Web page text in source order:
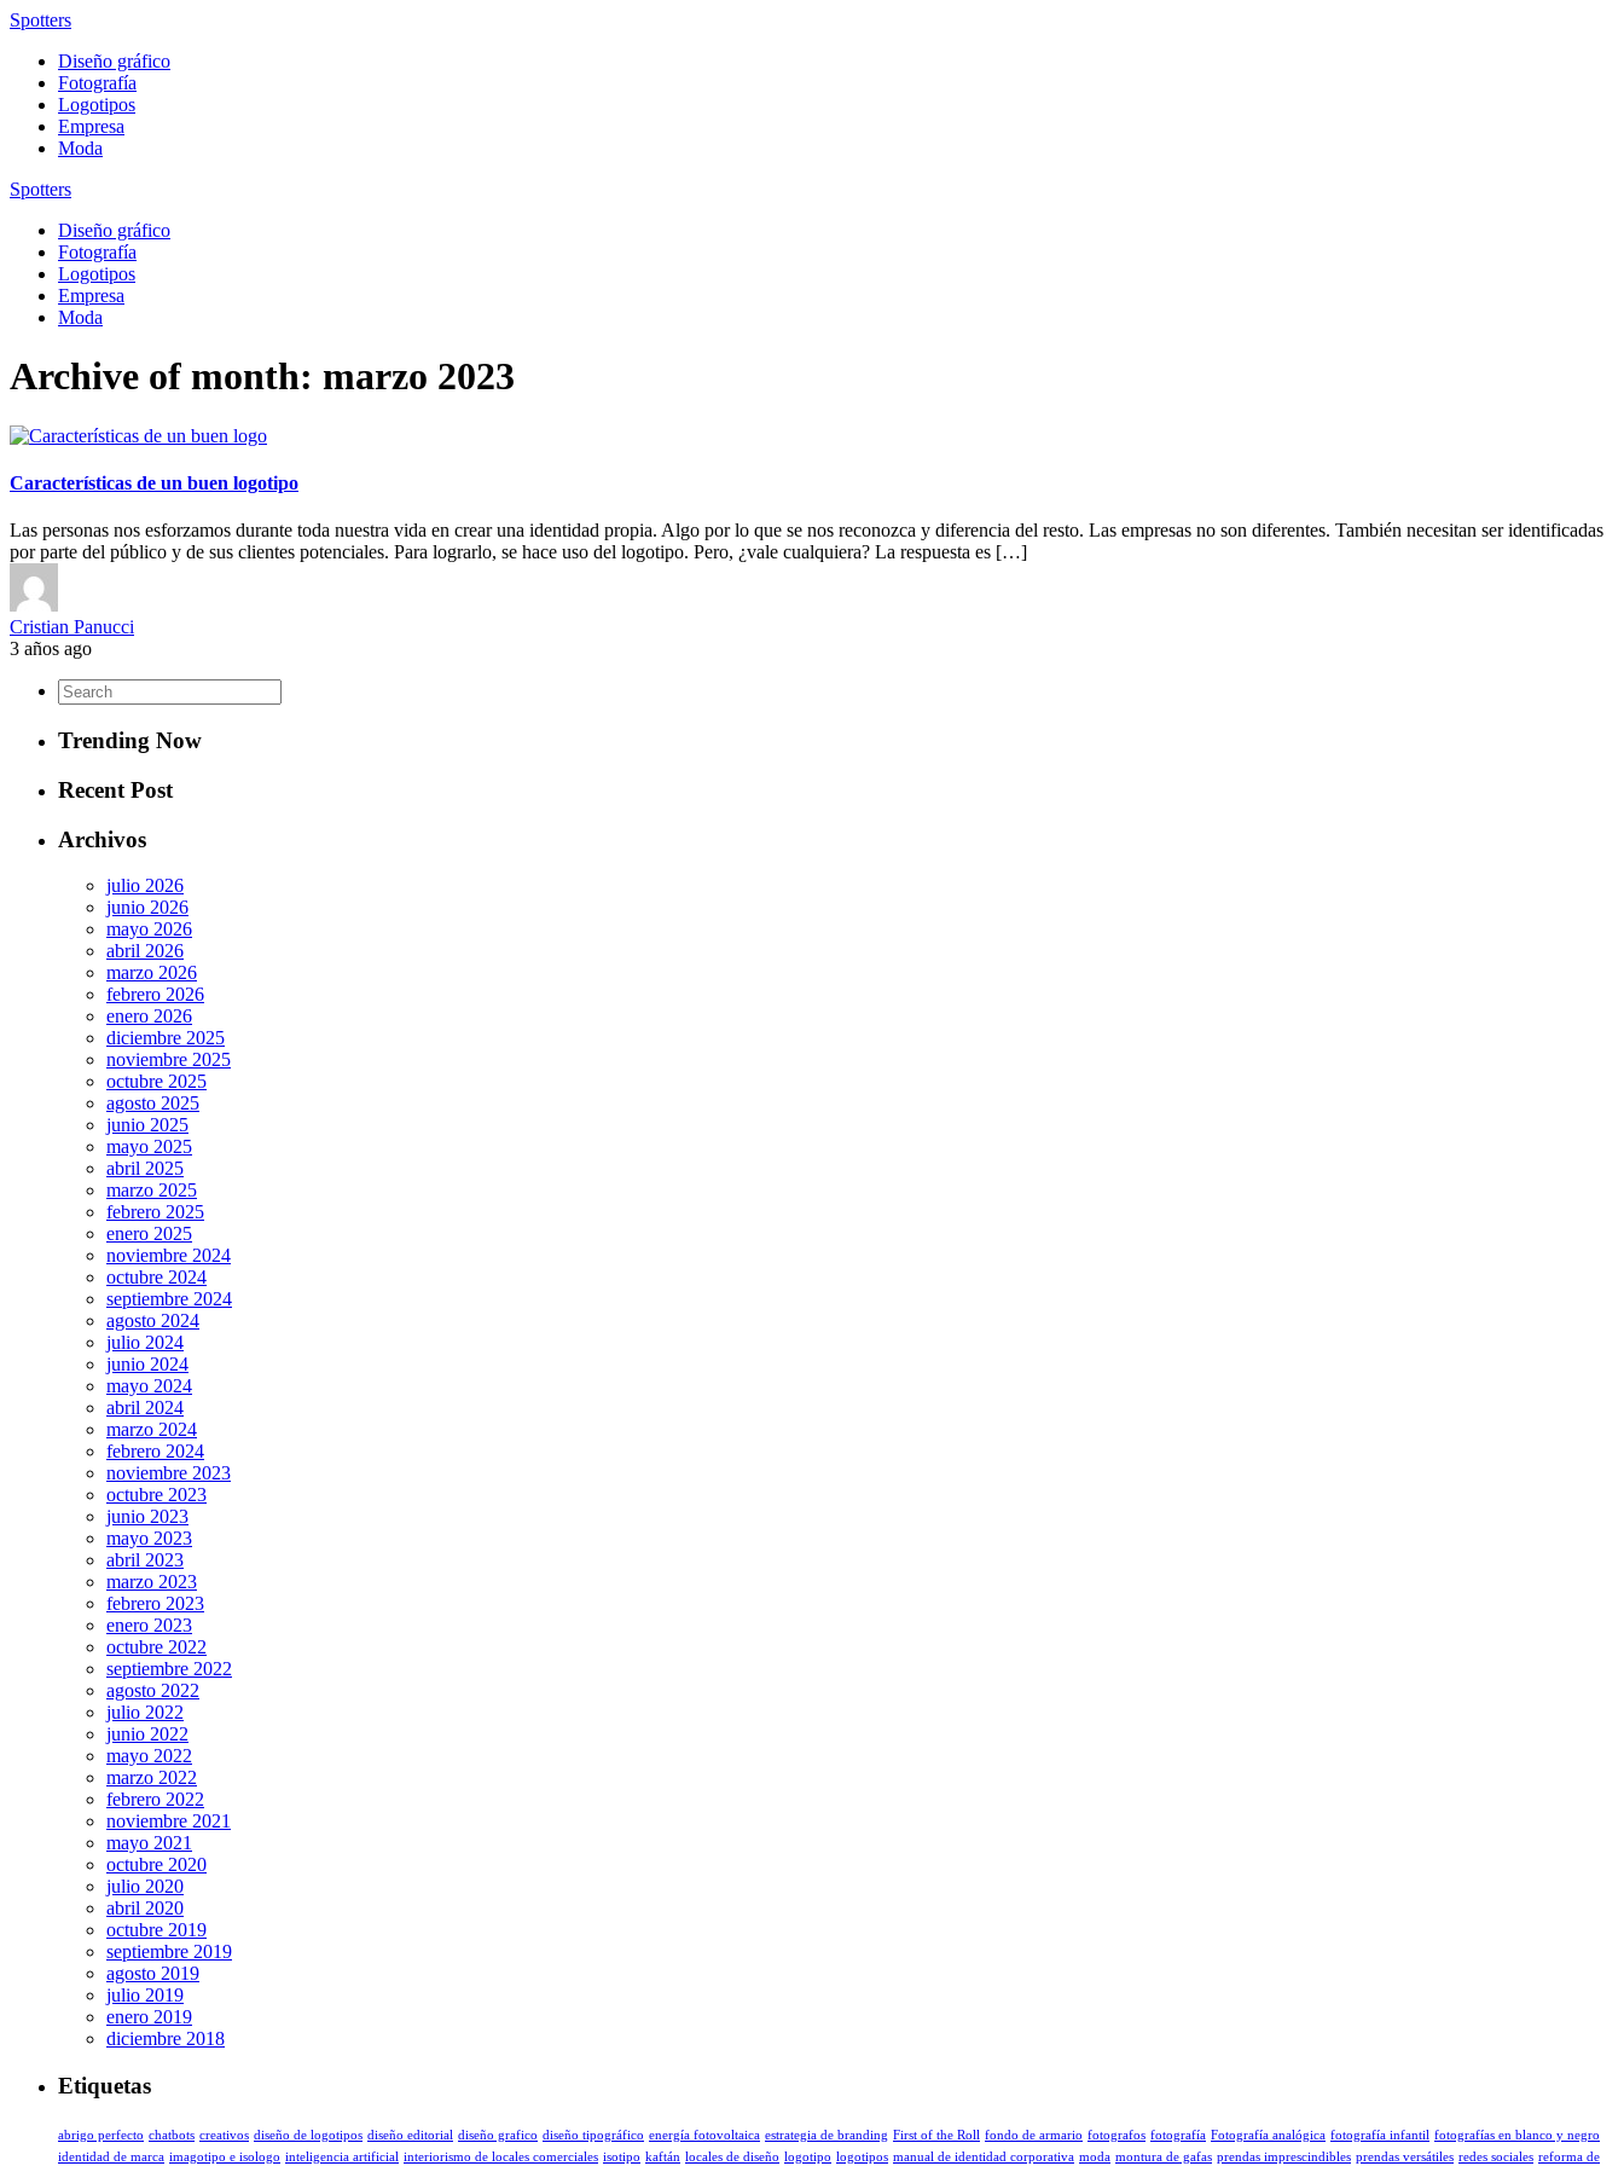
Spotters
Diseño gráfico
Fotografía
Logotipos
Empresa
Moda
Spotters
Diseño gráfico
Fotografía
Logotipos
Empresa
Moda
Archive of month: marzo 2023
Características de un buen logotipo
Las personas nos esforzamos durante toda nuestra vida en crear una identidad propia. Algo por lo que se nos reconozca y diferencia del resto. Las empresas no son diferentes. También necesitan ser identificadas
por parte del público y de sus clientes potenciales. Para lograrlo, se hace uso del logotipo. Pero, ¿vale cualquiera? La respuesta es […]
Cristian Panucci
3 años ago
Trending Now
Recent Post
Archivos
julio 2026
junio 2026
mayo 2026
abril 2026
marzo 2026
febrero 2026
enero 2026
diciembre 2025
noviembre 2025
octubre 2025
agosto 2025
junio 2025
mayo 2025
abril 2025
marzo 2025
febrero 2025
enero 2025
noviembre 2024
octubre 2024
septiembre 2024
agosto 2024
julio 2024
junio 2024
mayo 2024
abril 2024
marzo 2024
febrero 2024
noviembre 2023
octubre 2023
junio 2023
mayo 2023
abril 2023
marzo 2023
febrero 2023
enero 2023
octubre 2022
septiembre 2022
agosto 2022
julio 2022
junio 2022
mayo 2022
marzo 2022
febrero 2022
noviembre 2021
mayo 2021
octubre 2020
julio 2020
abril 2020
octubre 2019
septiembre 2019
agosto 2019
julio 2019
enero 2019
diciembre 2018
Etiquetas
abrigo perfecto chatbots creativos diseño de logotipos diseño editorial diseño grafico diseño tipográfico energía fotovoltaica estrategia de branding First of the Roll fondo de armario fotografos fotografía Fotografía analógica fotografía infantil fotografías en blanco y negro
identidad de marca imagotipo e isologo inteligencia artificial interiorismo de locales comerciales isotipo kaftán locales de diseño logotipo logotipos manual de identidad corporativa moda montura de gafas prendas imprescindibles prendas versátiles redes sociales reforma de